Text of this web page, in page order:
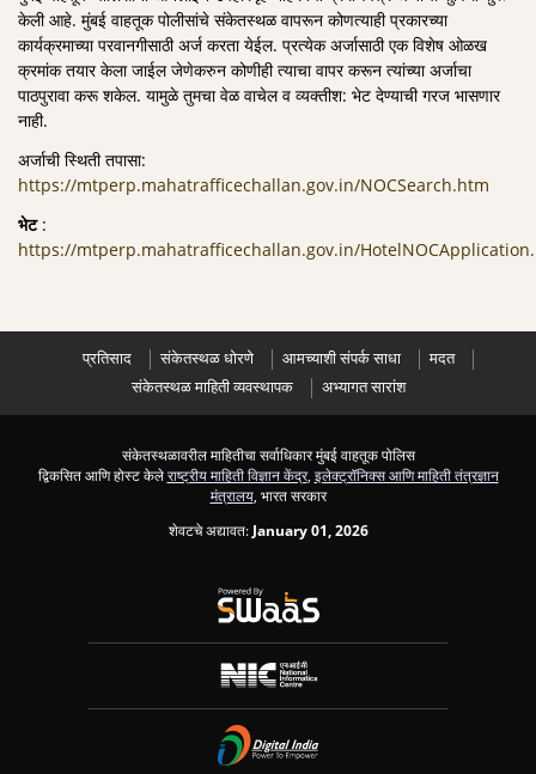
केली आहे. मुंबई वाहतूक पोलीसांचे संकेतस्थळ वापरून कोणत्याही प्रकारच्या
कार्यक्रमाच्या परवानगीसाठी अर्ज करता येईल. प्रत्येक अर्जासाठी एक विशेष ओळख
क्रमांक तयार केला जाईल जेणेकरुन कोणीही त्याचा वापर करून त्यांच्या अर्जाचा
पाठपुरावा करू शकेल. यामुळे तुमचा वेळ वाचेल व व्यक्तीश: भेट देण्याची गरज भासणार
नाही.
अर्जाची स्थिती तपासा:
https://mtperp.mahatrafficechallan.gov.in/NOCSearch.htm
भेट:
https://mtperp.mahatrafficechallan.gov.in/
प्रतिसाद संकेतस्थळ धोरणे आमच्याशी संपर्क साधा
मदत
संकेतस्थळ माहिती व्यवस्थापक
अभ्यागत सारांश
संकेतस्थळावरील माहितीचा सर्वाधिकार मुंबई वाहतूक पोलिस
द्विकसित आणि होस्ट केलेराष्ट्रीय माहिती विज्ञान केंद्र, इलेक्ट्रॉनिक्स आणि माहिती तंत्रज्ञान
मंत्रालय, भारत सरकार
शेवटचे अद्यावत: January 01, 2026